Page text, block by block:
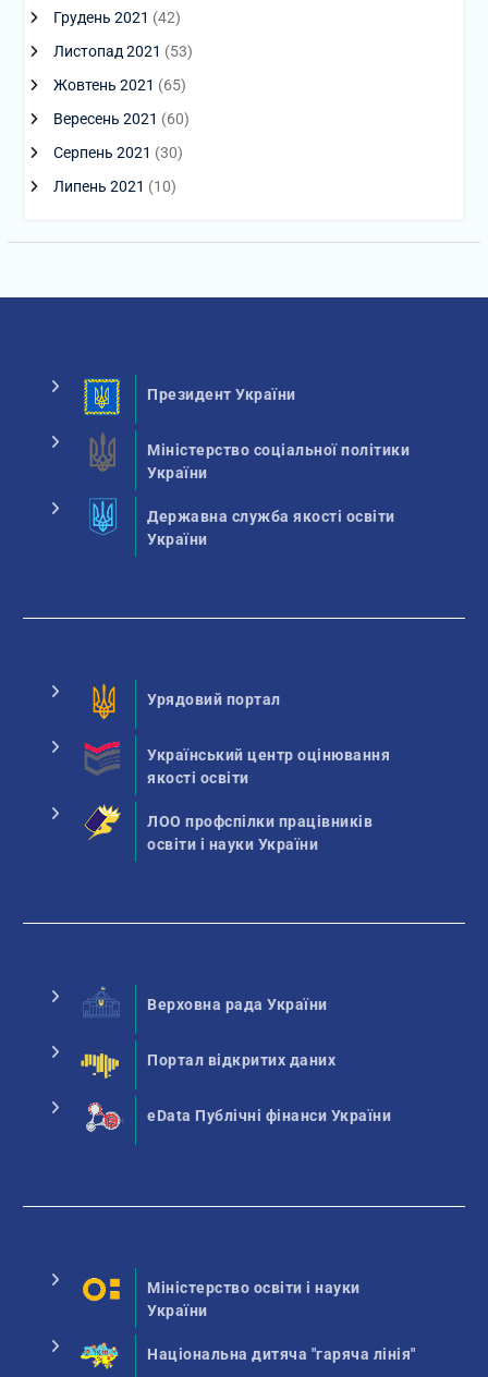
Грудень 2021 (42)
Листопад 2021 (53)
Жовтень 2021 (65)
Вересень 2021 (60)
Серпень 2021 (30)
Липень 2021 (10)
Президент України
Міністерство соціальної політики
України
Державна служба якості освіти
України
Урядовий портал
Український центр оцінювання
якості освіти
ЛОО профспілки працівників
освіти і науки України
Верховна рада України
Портал відкритих даних
eData Публічні фінанси України
Міністерство освіти і науки
України
Національна дитяча "гаряча лінія"